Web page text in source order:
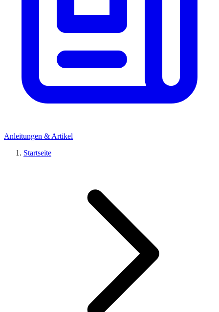
Anleitungen & Artikel
Startseite